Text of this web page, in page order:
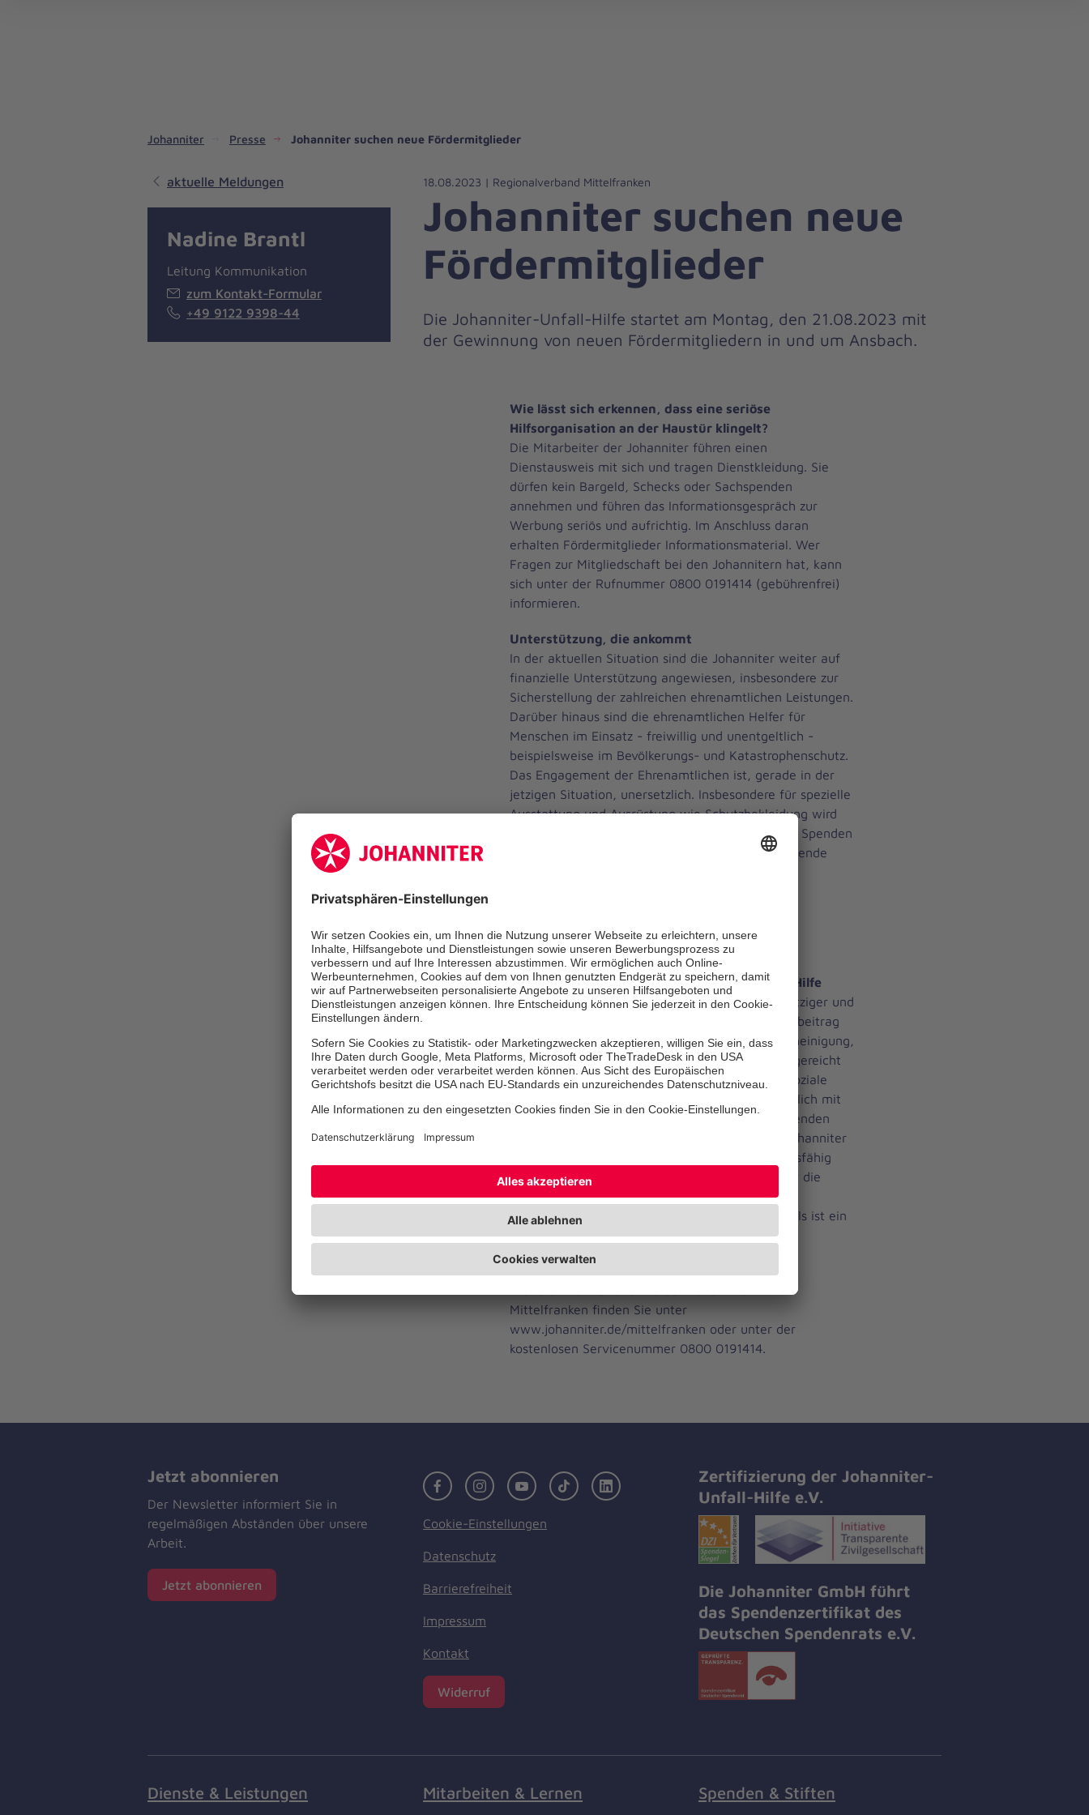
Johanniter Presse Johanniter suchen neue Fördermitglieder
18.08.2023 | Regionalverband Mittelfranken
Johanniter suchen neue
Fördermitglieder
Die Johanniter-Unfall-Hilfe startet am Montag, den 21.08.2023 mit
der Gewinnung von neuen Fördermitgliedern in und um Ansbach.
Wie lässt sich erkennen, dass eine seriöse
Hilfsorganisation an der Haustür klingelt?
Die Mitarbeiter der Johanniter führen einen
Dienstausweis mit sich und tragen Dienstkleidung. Sie
dürfen kein Bargeld, Schecks oder Sachspenden
annehmen und führen das Informationsgespräch zur
Werbung seriös und aufrichtig. Im Anschluss daran
erhalten Fördermitglieder Informationsmaterial. Wer
Fragen zur Mitgliedschaft bei den Johannitern hat, kann
sich unter der Rufnummer 0800 0191414 (gebührenfrei)
informieren.
Unterstützung, die ankommt
In der aktuellen Situation sind die Johanniter weiter auf
finanzielle Unterstützung angewiesen, insbesondere zur
Sicherstellung der zahlreichen ehrenamtlichen Leistungen.
Darüber hinaus sind die ehrenamtlichen Helfer für
Menschen im Einsatz - freiwillig und unentgeltlich -
beispielsweise im Bevölkerungs- und Katastrophenschutz.
Das Engagement der Ehrenamtlichen ist, gerade in der
jetzigen Situation, unersetzlich. Insbesondere für spezielle
Ausstattung und Ausrüstung wie Schutzbekleidung wird
finanzielle Hilfe benötigt. Wer die Johanniter mit Spenden
unterstützen möchte, nutzt bitte dazu gerne folgende
BFSWDE33XXX
Zur Mittelverwendung der Johanniter-Unfall-Hilfe
Die Johanniter-Unfall-Hilfe e.V. ist als gemeinnütziger und
mildtätiger Verein anerkannt. Über den Mitgliedsbeitrag
erhalten die Förderer jährlich eine Spendenbescheinigung,
die mit der Steuererklärung beim Finanzamt eingereicht
werden kann. Das Deutsche Zentralinstitut für soziale
Fragen (DZI) prüft regelmäßig und bestätigt jährlich mit
dem DZI-Spendensiegel, dass die erhaltenen Spenden
einen gemeinnützigen Zweck erfüllen und die Johanniter
transparent, wirtschaftlich sparsam und leistungsfähig
arbeiten, sowie wahrhaftig und transparent über die
Mittelverwendung informieren. Eine wesentliche
Voraussetzung für den Erhalt des Spenden-Siegels ist ein
angemessen niedriger Anteil der Werbe- und
Verwaltungskosten an den Gesamtausgaben.
Mittelfranken finden Sie unter
www.johanniter.de/mittelfranken oder unter der
kostenlosen Servicenummer 0800 0191414.
aktuelle Meldungen
Nadine Brantl
Leitung Kommunikation
zum Kontakt-Formular
+49 9122 9398-44
Jetzt abonnieren
Der Newsletter informiert Sie in
regelmäßigen Abständen über unsere
Arbeit.
Jetzt abonnieren
FacebookInstagramYoutubeTikTok LinkedIn
Cookie-Einstellungen
Datenschutz
Barrierefreiheit
Impressum
Kontakt
Widerruf
Zertifizierung der Johanniter-
Unfall-Hilfe e.V.
Die Johanniter GmbH führt
das Spendenzertifikat des
Deutschen Spendenrats e.V.
Dienste & Leistungen Mitarbeiten & Lernen Spenden & Stiften